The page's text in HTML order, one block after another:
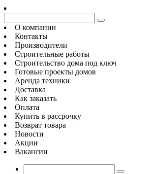
О компании
Контакты
Производители
Строительные работы
Строительство дома под ключ
Готовые проекты домов
Аренда техники
Доставка
Как заказать
Оплата
Купить в рассрочку
Возврат товара
Новости
Акции
Вакансии